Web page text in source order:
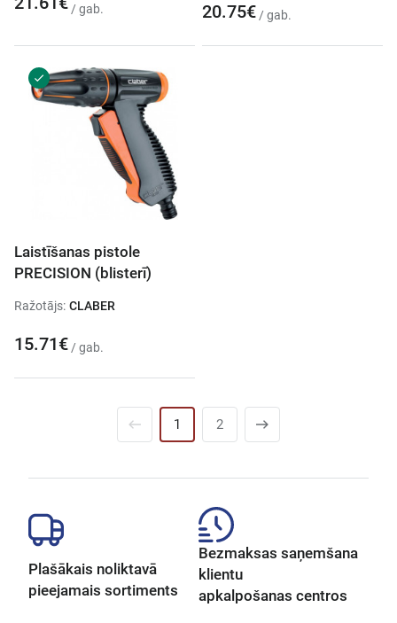
/ gab. 20.75€ / gab.
Laistīšanas pistole
PRECISION (blisterī)
Ražotājs: CLABER
15.71€ / gab.
1 2
Plašākais noliktavā
pieejamais sortiments
Bezmaksas saņemšana
klientu
apkalpošanas centros